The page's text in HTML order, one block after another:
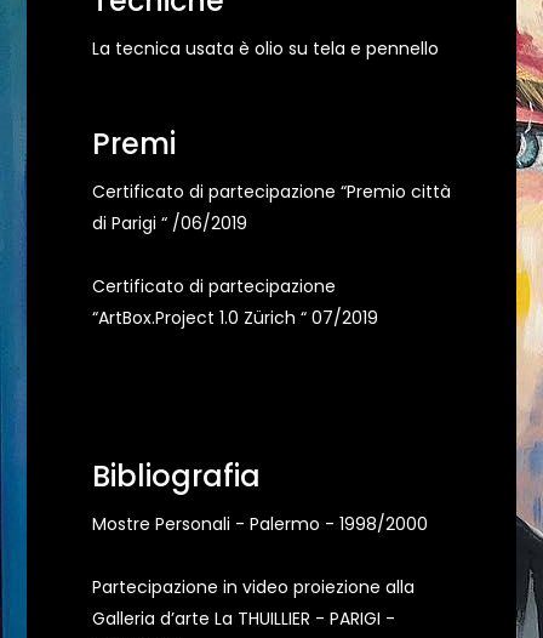
La tecnica usata è olio su tela e pennello
Premi
Certificato di partecipazione “Premio città
di Parigi “ /06/2019
Certificato di partecipazione
“ArtBox.Project 1.0 Zürich “ 07/2019
Bibliografia
Mostre Personali - Palermo - 1998/2000
Partecipazione in video proiezione alla
Galleria d’arte La THUILLIER - PARIGI -